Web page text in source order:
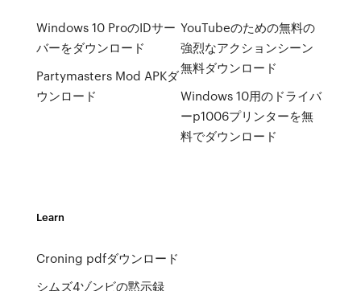
Windows 10 ProのIDサー
バーをダウンロード
Partymasters Mod APKダ
ウンロード
YouTubeのための無料の
強烈なアクションシーン
無料ダウンロード
Windows 10用のドライバ
ーp1006プリンターを無
料でダウンロード
Learn
Croning pdfダウンロード
シムズ4ゾンビの黙示録